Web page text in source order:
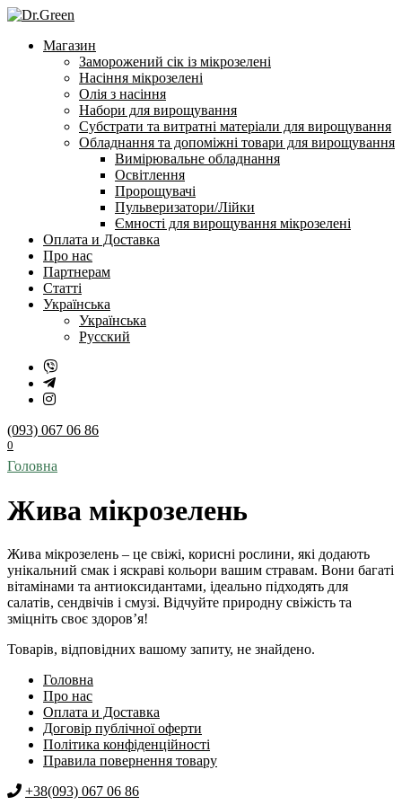
Перейти
змістуМагазин
Заморожений сік із мікрозелені
Насіння мікрозелені
Олія з насіння
Набори для вирощування
Субстрати та витратні матеріали для вирощування
Обладнання та допоміжні товари для вирощування
Вимірювальне обладнання
Освітлення
Пророщувачі
Пульверизатори/Лійки
Ємності для вирощування мікрозелені
Оплата и Доставка
Про нас
Партнерам
Статті
Українська
Українська
Русский
(093) 067 06 86
0
Головна
Жива мікрозелень
Жива мікрозелень – це свіжі, корисні рослини, які додають
унікальний смак і яскраві кольори вашим стравам. Вони багаті
вітамінами та антиоксидантами, ідеально підходять для
салатів, сендвічів і смузі. Відчуйте природну свіжість та
зміцніть своє здоров’я!
Товарів, відповідних вашому запиту, не знайдено.
Головна
Про нас
Оплата и Доставка
Договір публічної оферти
Політика конфіденційності
Правила повернення товару
+38(093) 067 06 86